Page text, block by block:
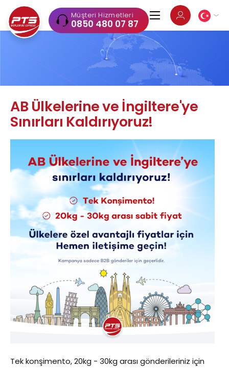
Müşteri Hizmetleri
0850 480 07 87
AB Ülkelerine ve İngiltere'ye
Sınırları Kaldırıyoruz!
Tek konşimento, 20kg - 30kg arası gönderileriniz için